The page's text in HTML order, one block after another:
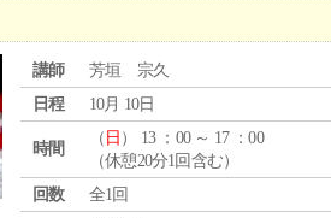
講師
芳垣 宗久
日程
10月 10日
時間
（ 日 ） 13 ：00 ～ 17 ：00
（休憩20分1回含む）
回数
全1回